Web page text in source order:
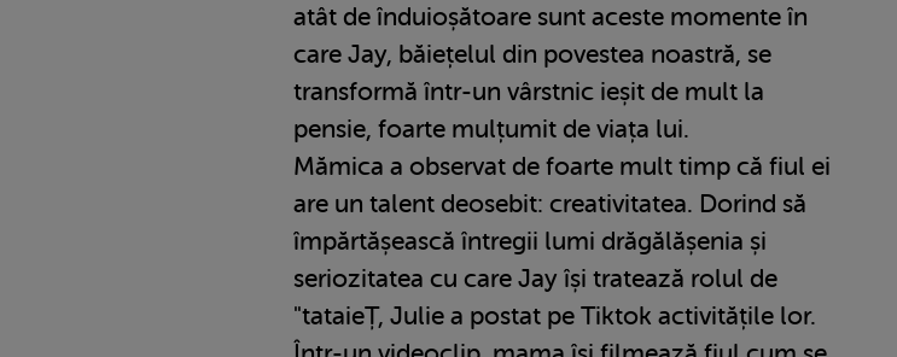
atât de înduioșătoare sunt aceste momente în
care Jay, băiețelul din povestea noastră, se
transformă într-un vârstnic ieșit de mult la
pensie, foarte mulțumit de viața lui.
Mămica a observat de foarte mult timp că fiul ei
are un talent deosebit: creativitatea. Dorind să
împărtășească întregii lumi drăgălășenia și
seriozitatea cu care Jay își tratează rolul de
"tataieȚ, Julie a postat pe Tiktok activitățile lor.